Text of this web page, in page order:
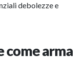
debolezze e
come arma